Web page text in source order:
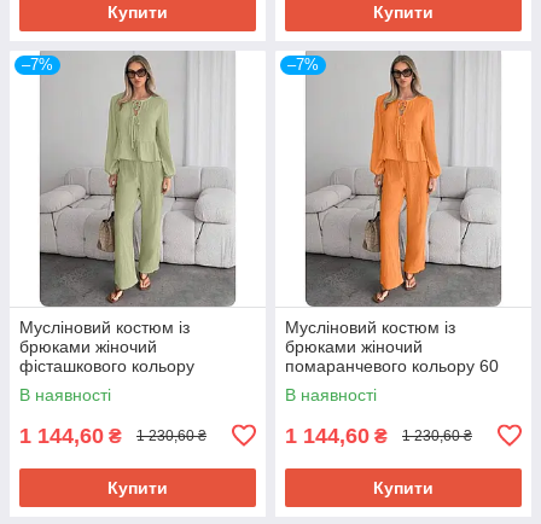
Купити Купити
–7%
Мусліновий костюм із
брюками жіночий
фісташкового кольору
В наявності
1 144,60 ₴ 1 230,60 ₴
Купити
–7%
Мусліновий костюм із
брюками жіночий
помаранчевого кольору 60
В наявності
1 144,60 ₴ 1 230,60 ₴
Купити